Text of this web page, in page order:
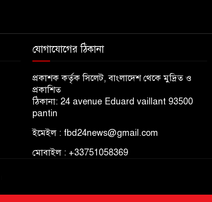
যোগাযোগের ঠিকানা
প্রকাশক কর্তৃক সিলেট, বাংলাদেশ থেকে মুদ্রিত ও
প্রকাশিত
ঠিকানা: 24 avenue Eduard vaillant 93500
pantin
ইমেইল : fbd24news@gmail.com
মোবাইল : +33751058369